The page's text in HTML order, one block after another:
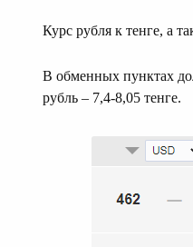
Курс рубля к тенге, а
В обменных пунктах
рубль – 7,4-8,05 тенге.